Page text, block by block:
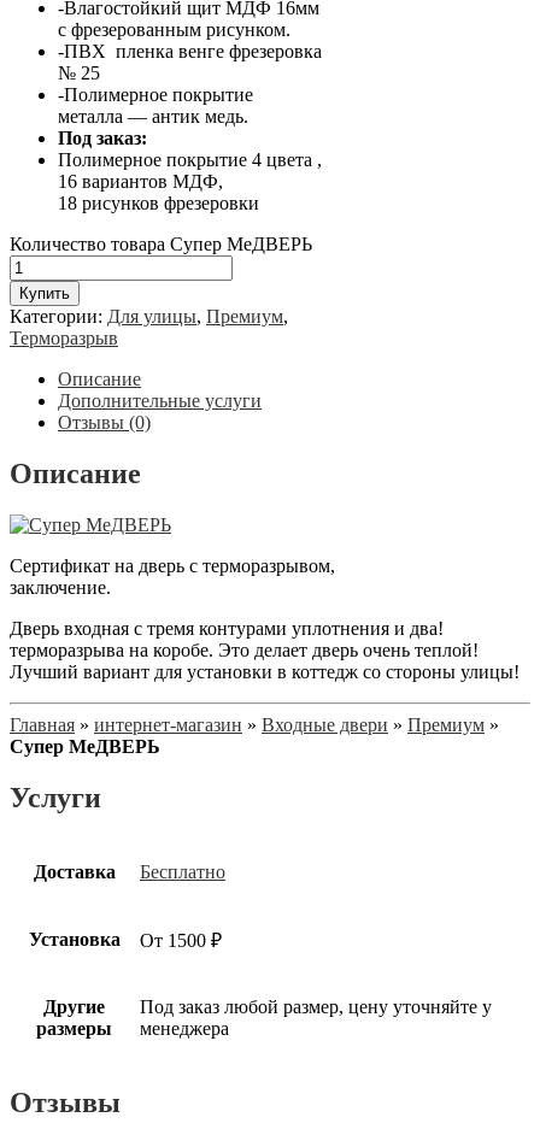
-Влагостойкий щит МДФ 16мм
с фрезерованным рисунком.
-ПВХ пленка венге фрезеровка
№ 25
-Полимерное покрытие
металла — антик медь.
Под заказ:
Полимерное покрытие 4 цвета ,
16 вариантов МДФ,
18 рисунков фрезеровки
Количество товара Супер МеДВЕРЬ
Купить
Категории: Для улицы, Премиум,
Терморазрыв
Описание
Дополнительные услуги
Отзывы (0)
Описание
Сертификат на дверь с терморазрывом,
заключение.
Дверь входная c тремя контурами уплотнения и два!
терморазрыва на коробе. Это делает дверь очень теплой!
Лучший вариант для установки в коттедж со стороны улицы!
Главная » интернет-магазин » Входные двери » Премиум »
Супер МеДВЕРЬ
Услуги
Доставка Бесплатно
Установка От 1500 ₽
Другие
размеры
Под заказ любой размер, цену уточняйте у
менеджера
Отзывы